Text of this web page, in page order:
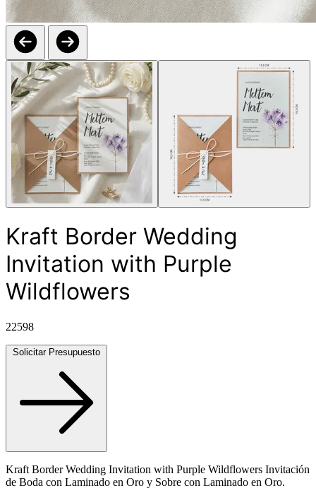
Kraft Border Wedding
Invitation with Purple
Wildflowers
22598
Kraft Border Wedding Invitation with Purple Wildflowers Invitación
de Boda con Laminado en Oro y Sobre con Laminado en Oro.